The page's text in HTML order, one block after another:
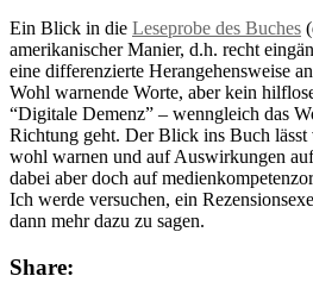
Ein Blick in die Leseprobe des Buches
amerikanischer Manier, d.h. recht
eine differenzierte Herangehensweise
Wohl warnende Worte, aber kein
“Digitale Demenz” – wenngleich das
Richtung geht. Der Blick ins Buch lässt
wohl warnen und auf Auswirkungen
dabei aber doch auf
Ich werde versuchen, ein
dann mehr dazu zu sagen.
Share: